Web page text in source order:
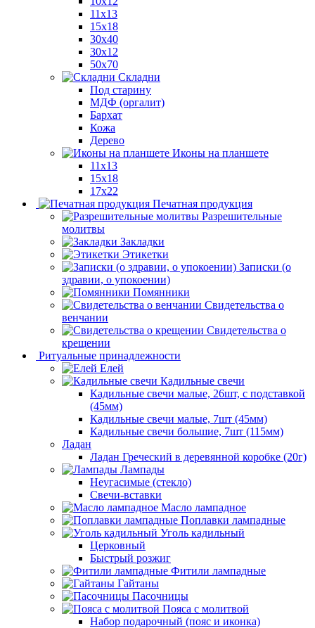
11x13
15x18
30x40
30х12
50x70
Складни
Под старину
МДФ (оргалит)
Бархат
Кожа
Дерево
Иконы на планшете
11х13
15х18
17х22
Печатная продукция
Разрешительные
молитвы
Закладки
Этикетки
Записки (о
здравии, о упокоении)
Помянники
Свидетельства о
венчании
Свидетельства о
крещении
Ритуальные принадлежности
Елей
Кадильные свечи
Кадильные свечи малые, 26шт, с подставкой
(45мм)
Кадильные свечи малые, 7шт (45мм)
Кадильные свечи большие, 7шт (115мм)
Ладан
Ладан Греческий в деревянной коробке (20г)
Лампады
Неугасимые (стекло)
Свечи-вставки
Масло лампадное
Поплавки лампадные
Уголь кадильный
Церковный
Быстрый розжиг
Фитили лампадные
Гайтаны
Пасочницы
Пояса с молитвой
Набор подарочный (пояс и иконка)